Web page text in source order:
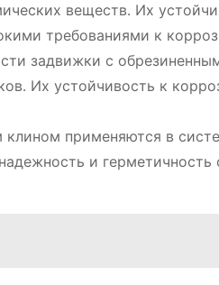
веществ․ Их
требованиями к
задвижки с
Их устойчивость к
применяются в
и герметичность